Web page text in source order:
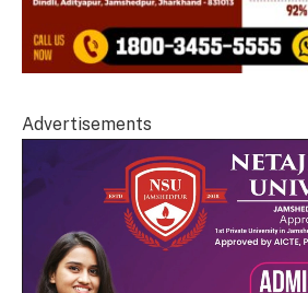
Advertisements